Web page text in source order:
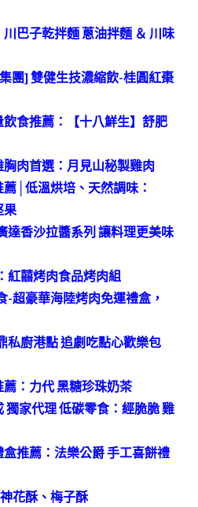
巴子乾拌麵 蔥油拌麵 ＆ 川味
團] 雙健生技濃縮飲-桂圓紅棗
食推薦：【十八鮮生】舒肥
肉首選：月見山秘製雞肉
│低溫烘培、天然調味：
果
達香沙拉醬系列 讓料理更美味
紅囍烤肉食品烤肉組
-超豪華海陸烤肉免運禮盒，
私廚港點 追劇吃點心歡樂包
：力代 黑糖珍珠奶茶
家代理 低碳零食：經脆脆 雞
推薦：法樂公爵 手工喜餅禮
花酥、梅子酥